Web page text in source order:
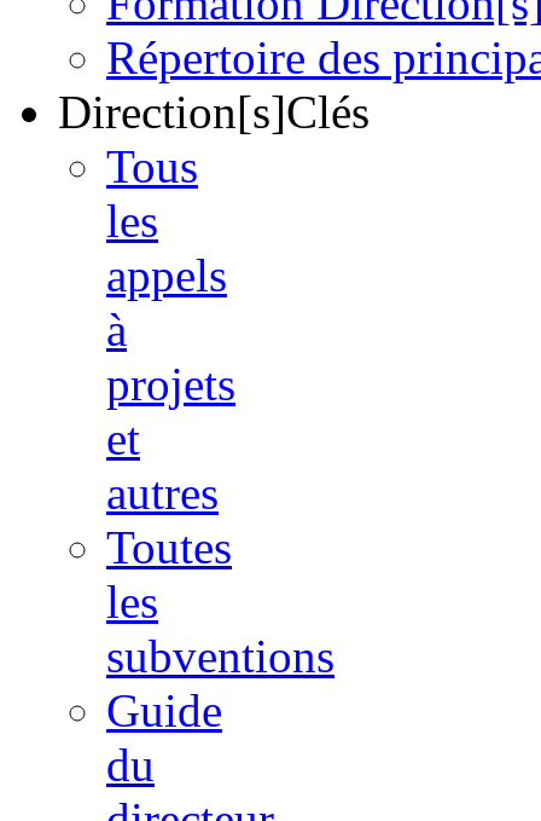
Répertoire des
Direction[s]Clés
Tous
les
appels
à
projets
et
autres
Toutes
les
subventions
Guide
du